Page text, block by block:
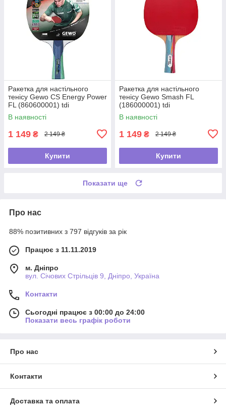
Ракетка для настільного
тенісу Gewo CS Energy Power
FL (860600001) tdi
В наявності
1 149 ₴ 2 149 ₴
Купити
Ракетка для настільного
тенісу Gewo Smash FL
(186000001) tdi
В наявності
1 149 ₴ 2 149 ₴
Купити
Показати ще
Про нас
88% позитивних з 797 відгуків за рік
Працює з 11.11.2019
м. Дніпро
вул. Січових Стрільців 9, Дніпро, Україна
Контакти
Сьогодні працює з 00:00 до 24:00
Показати весь графік роботи
Про нас
Контакти
Доставка та оплата